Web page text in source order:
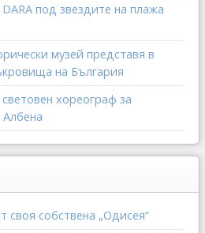
под звездите на плажа
музей представя в
на България
хореограф за
Албена
своя собствена „Одисея“